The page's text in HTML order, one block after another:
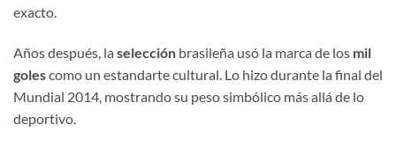
exacto.
Años después, la selección brasileña usó la marca de los mil
golescomo un estandarte cultural. Lo hizo durante la final del
Mundial 2014, mostrando su peso simbólico más allá de lo
deportivo.